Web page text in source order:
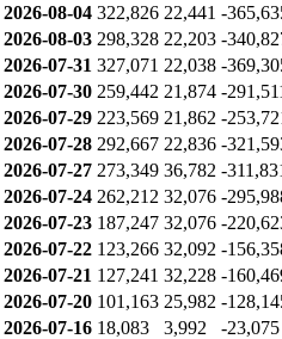
2026-08-04 322,826 22,441 -
2026-08-03 298,328 22,203 -
2026-07-31 327,071 22,038 -
2026-07-30 259,442 21,874 -
2026-07-29 223,569 21,862 -
2026-07-28 292,667 22,836 -
2026-07-27 273,349 36,782 -
2026-07-24 262,212 32,076 -
2026-07-23 187,247 32,076 -
2026-07-22 123,266 32,092 -
2026-07-21 127,241 32,228 -
2026-07-20 101,163 25,982 -
2026-07-16 18,083 3,992
-23,075